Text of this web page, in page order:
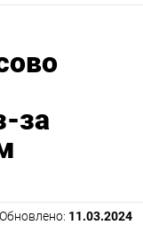
за
Обновлено: 11.03.2024